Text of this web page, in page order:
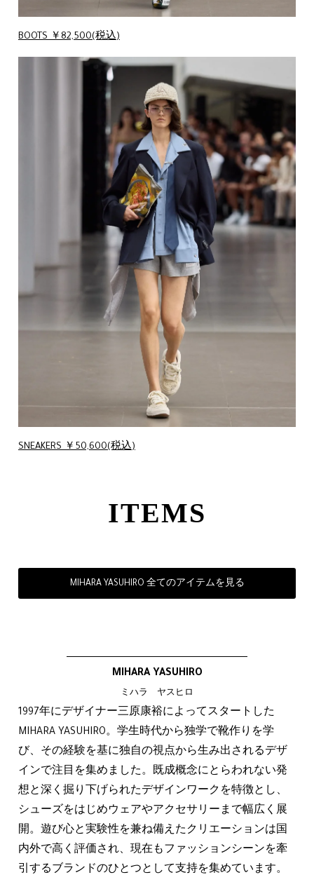
BOOTS ￥82,500(税込)
SNEAKERS ￥50,600(税込)
ITEMS
MIHARA YASUHIRO 全てのアイテムを見る
MIHARA YASUHIRO
ミハラ ヤスヒロ
1997年にデザイナー三原康裕によってスタートした
MIHARA YASUHIRO。学生時代から独学で靴作りを学
び、その経験を基に独自の視点から生み出されるデザ
インで注目を集めました。既成概念にとらわれない発
想と深く掘り下げられたデザインワークを特徴とし、
シューズをはじめウェアやアクセサリーまで幅広く展
開。遊び心と実験性を兼ね備えたクリエーションは国
内外で高く評価され、現在もファッションシーンを牽
引するブランドのひとつとして支持を集めています。